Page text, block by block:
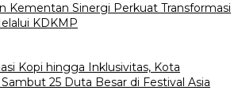
Kementan Sinergi Perkuat Transformasi
KDKMP
Kopi hingga Inklusivitas, Kota
25 Duta Besar di Festival Asia